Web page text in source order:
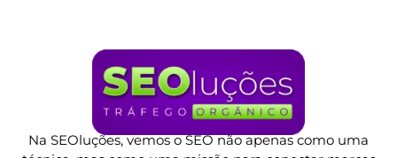
Na SEOluções, vemos o SEO não apenas como uma